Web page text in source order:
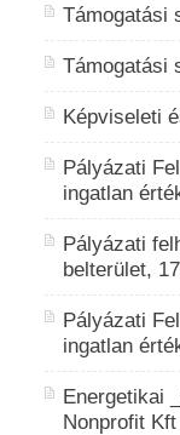
Támogatási
Támogatási
Képviseleti
Pályázati
ingatlan
Pályázati
belterület,
Pályázati
ingatlan
Energetikai
Nonprofit